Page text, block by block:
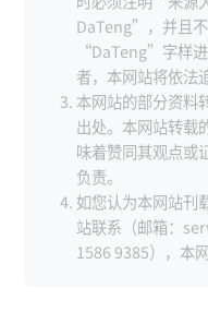
DaTeng”，并且
“DaTeng”字样
者，本网站将依法
本网站的部分资料
出处。本网站转载
味着赞同其观点或
负责。
如您认为本网站刊
站联系（邮箱：
1586 9385），本